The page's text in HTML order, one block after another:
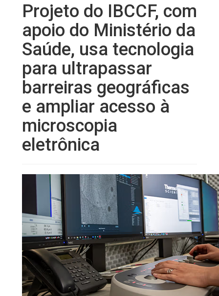
Projeto do IBCCF, com
apoio do Ministério da
Saúde, usa tecnologia
para ultrapassar
barreiras geográficas
e ampliar acesso à
microscopia
eletrônica